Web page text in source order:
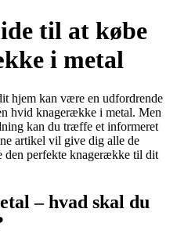
til at købe
i metal
hjem kan være en udfordrende
hvid knagerække i metal. Men
kan du træffe et informeret
artikel vil give dig alle de
den perfekte knagerække til dit
– hvad skal du